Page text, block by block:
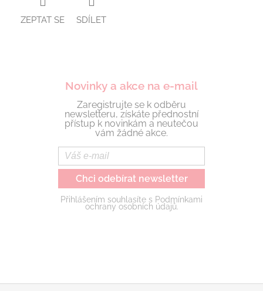
ZEPTAT SE SDÍLET
Novinky a akce na e-mail
Zaregistrujte se k odběru
newsletteru, získáte přednostní
přístup k novinkám a neutečou
vám žádné akce.
Chci odebírat newsletter
Přihlášením souhlasíte s Podmínkami
ochrany osobních údajů.